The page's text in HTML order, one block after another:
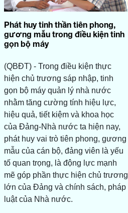
Phát huy tinh thần tiên phong,
gương mẫu trong điều kiện tinh
gọn bộ máy
(QBĐT) - Trong điều kiện thực
hiện chủ trương sáp nhập, tinh
gọn bộ máy quản lý nhà nước
nhằm tăng cường tính hiệu lực,
hiệu quả, tiết kiệm và khoa học
của Đảng-Nhà nước ta hiện nay,
phát huy vai trò tiên phong, gương
mẫu của cán bộ, đảng viên là yếu
tố quan trọng, là động lực mạnh
mẽ góp phần thực hiện chủ trương
lớn của Đảng và chính sách, pháp
luật của Nhà nước.